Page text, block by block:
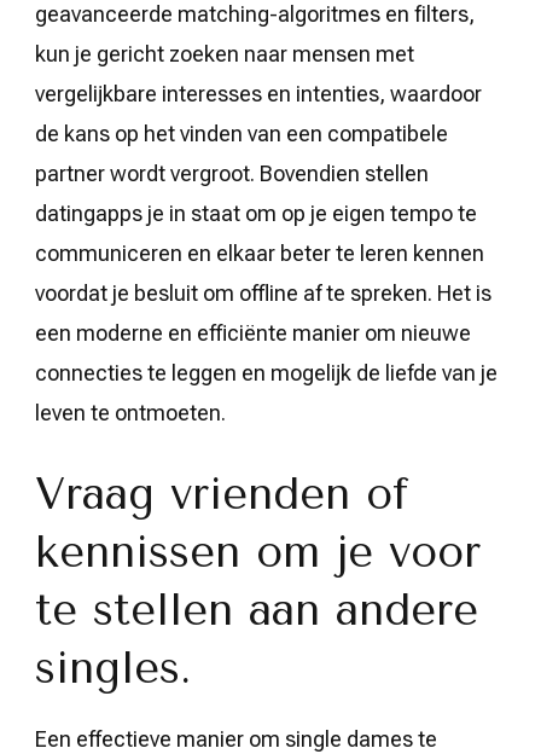
geavanceerde matching-algoritmes en filters,
kun je gericht zoeken naar mensen met
vergelijkbare interesses en intenties, waardoor
de kans op het vinden van een compatibele
partner wordt vergroot. Bovendien stellen
datingapps je in staat om op je eigen tempo te
communiceren en elkaar beter te leren kennen
voordat je besluit om offline af te spreken. Het is
een moderne en efficiënte manier om nieuwe
connecties te leggen en mogelijk de liefde van je
leven te ontmoeten.
Vraag vrienden of
kennissen om je voor
te stellen aan andere
singles.
Een effectieve manier om single dames te